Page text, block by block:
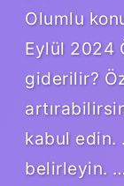
Olumlu
Eylül 2024
giderilir?
kabul
belirleyin.